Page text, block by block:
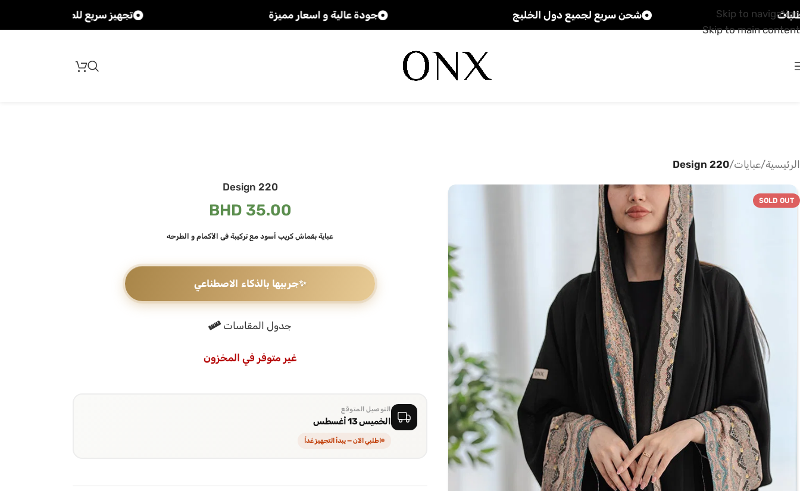
Skip to navigation
Skip to main content
تجهيز سريع للطلبات جودة عالية و اسعار مميزة شحن سريع لجميع دول الخليج
الرئيسية/عبايات/
Design 220
SOLD OUT
Design 220
BHD 35.00
عباية بقماش كريب أسود مع تركيبة في الأكمام و الطرحه
✨جربيها بالذكاء الاصطناعي
جدول المقاسات
غير متوفر في المخزون
التوصيل المتوقع
الخميس 13 أغسطس
اطلبي الآن — يبدأ التجهيز غداً